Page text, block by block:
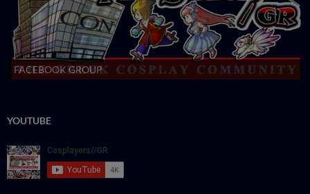
FACEBOOK GROUP
YOUTUBE